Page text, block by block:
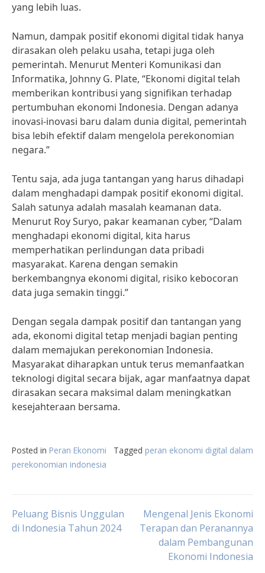
yang lebih luas.
Namun, dampak positif ekonomi digital tidak hanya
dirasakan oleh pelaku usaha, tetapi juga oleh
pemerintah. Menurut Menteri Komunikasi dan
Informatika, Johnny G. Plate, “Ekonomi digital telah
memberikan kontribusi yang signifikan terhadap
pertumbuhan ekonomi Indonesia. Dengan adanya
inovasi-inovasi baru dalam dunia digital, pemerintah
bisa lebih efektif dalam mengelola perekonomian
negara.”
Tentu saja, ada juga tantangan yang harus dihadapi
dalam menghadapi dampak positif ekonomi digital.
Salah satunya adalah masalah keamanan data.
Menurut Roy Suryo, pakar keamanan cyber, “Dalam
menghadapi ekonomi digital, kita harus
memperhatikan perlindungan data pribadi
masyarakat. Karena dengan semakin
berkembangnya ekonomi digital, risiko kebocoran
data juga semakin tinggi.”
Dengan segala dampak positif dan tantangan yang
ada, ekonomi digital tetap menjadi bagian penting
dalam memajukan perekonomian Indonesia.
Masyarakat diharapkan untuk terus memanfaatkan
teknologi digital secara bijak, agar manfaatnya dapat
dirasakan secara maksimal dalam meningkatkan
kesejahteraan bersama.
Posted in Peran Ekonomi Tagged peran ekonomi digital dalam
perekonomian indonesia
Post
Peluang Bisnis Unggulan
di Indonesia Tahun 2024
Mengenal Jenis Ekonomi
Terapan dan Peranannya
dalam Pembangunan
Ekonomi Indonesia